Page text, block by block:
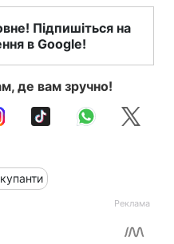
Підпишіться на
в Google!
де вам зручно!